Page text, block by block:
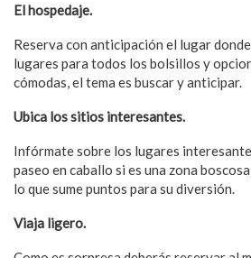
El hospedaje.
Reserva con anticipación el lugar
lugares para todos los bolsillos y
cómodas, el tema es buscar y anticipar.
Ubica los sitios interesantes.
Infórmate sobre los lugares
paseo en caballo si es una zona
lo que sume puntos para su diversión.
Viaja ligero.